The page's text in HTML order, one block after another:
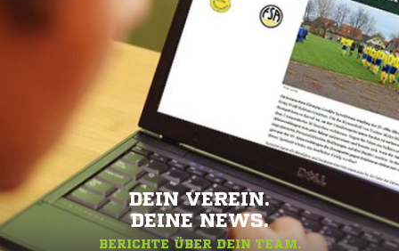
DEIN VEREIN.
DEINE NEWS.
BERICHTE ÜBER DEIN TEAM.